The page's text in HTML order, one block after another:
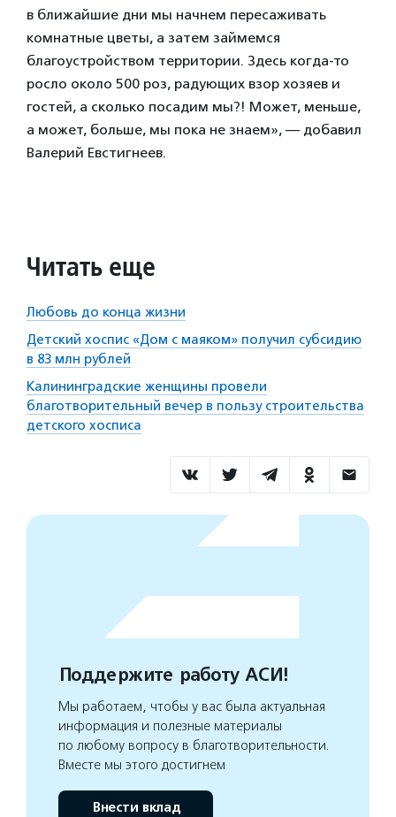
в ближайшие дни мы начнем пересаживать
комнатные цветы, а затем займемся
благоустройством территории. Здесь когда-то
росло около 500 роз, радующих взор хозяев и
гостей, а сколько посадим мы?! Может, меньше,
а может, больше, мы пока не знаем», — добавил
Валерий Евстигнеев.
Читать еще
Любовь до конца жизни
Детский хоспис «Дом с маяком» получил субсидию
в 83 млн рублей
Калининградские женщины провели
благотворительный вечер в пользу строительства
детского хосписа
Поддержите работу АСИ!
Мы работаем, чтобы у вас была актуальная
информация и полезные материалы
по любому вопросу в благотворительности.
Вместе мы этого достигнем
Внести вклад